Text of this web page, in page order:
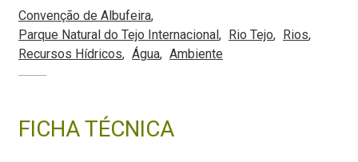
Convenção de Albufeira
Parque Natural do Tejo Internacional
Rio Tejo
Rios
Recursos Hídricos
Água Ambiente
FICHA TÉCNICA